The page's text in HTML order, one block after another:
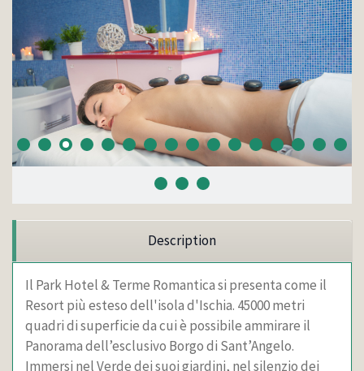
Description
Il Park Hotel & Terme Romantica si presenta come il
Resort più esteso dell'isola d'Ischia. 45000 metri
quadri di superficie da cui è possibile ammirare il
Panorama dell’esclusivo Borgo di Sant’Angelo.
Immersi nel Verde dei suoi giardini, nel silenzio dei